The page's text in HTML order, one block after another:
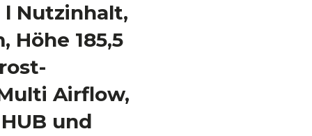
l Nutzinhalt,
Höhe 185,5
Airflow,
und